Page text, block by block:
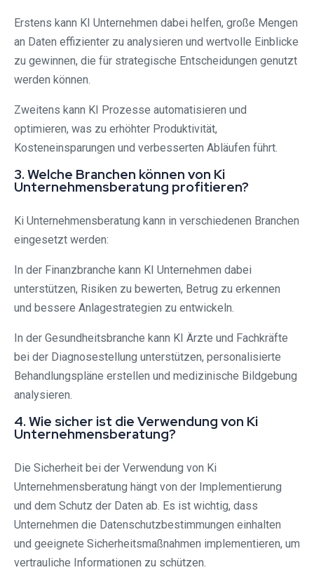
Erstens kann KI Unternehmen dabei helfen, große Mengen
an Daten effizienter zu analysieren und wertvolle Einblicke
zu gewinnen, die für strategische Entscheidungen genutzt
werden können.
Zweitens kann KI Prozesse automatisieren und
optimieren, was zu erhöhter Produktivität,
Kosteneinsparungen und verbesserten Abläufen führt.
3. Welche Branchen können von Ki
Unternehmensberatung profitieren?
Ki Unternehmensberatung kann in verschiedenen Branchen
eingesetzt werden:
In der Finanzbranche kann KI Unternehmen dabei
unterstützen, Risiken zu bewerten, Betrug zu erkennen
und bessere Anlagestrategien zu entwickeln.
In der Gesundheitsbranche kann KI Ärzte und Fachkräfte
bei der Diagnosestellung unterstützen, personalisierte
Behandlungspläne erstellen und medizinische Bildgebung
analysieren.
4. Wie sicher ist die Verwendung von Ki
Unternehmensberatung?
Die Sicherheit bei der Verwendung von Ki
Unternehmensberatung hängt von der Implementierung
und dem Schutz der Daten ab. Es ist wichtig, dass
Unternehmen die Datenschutzbestimmungen einhalten
und geeignete Sicherheitsmaßnahmen implementieren, um
vertrauliche Informationen zu schützen.